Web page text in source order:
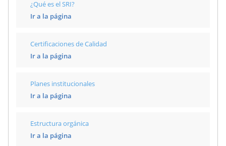
¿Qué es el SRI?
Ir a la página
Certificaciones de Calidad
Ir a la página
Planes institucionales
Ir a la página
Estructura orgánica
Ir a la página